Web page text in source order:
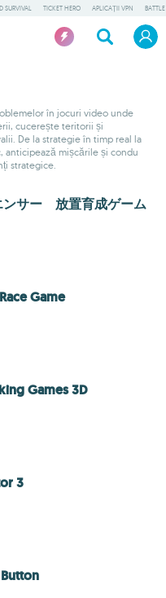
SURVIVAL TICKET HERO APLICAȚII VPN
în jocuri video unde
cucerește teritorii și
De la strategie în timp real la
anticipează mișcările și condu
strategice.
ンサー 放置育成ゲーム
Game
Games 3D
3